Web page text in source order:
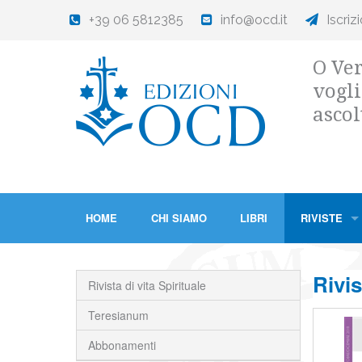
+39 06 5812385 info@ocd.it
O
HOME CHI SIAMO LIBRI RIVISTE
Rivista di vita Spirituale
Teresianum
Abbonamenti